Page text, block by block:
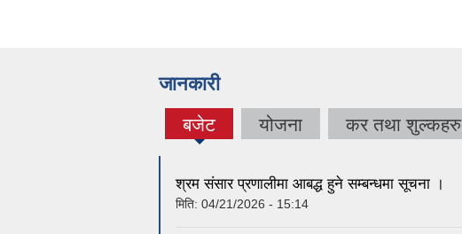
जानकारी
बजेट
(active
योजना कर तथा शुल्कहरु
श्रम संसार प्रणालीमा आबद्ध हुने सम्बन्धमा सूचना ।
मिति: 04/21/2026 - 15:14